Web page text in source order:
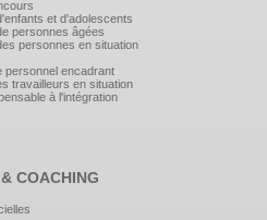
et d'adolescents
personnes âgées
personnes en situation
personnel encadrant
travailleurs en situation
à l'intégration
COACHING